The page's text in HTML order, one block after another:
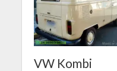
VW Kombi